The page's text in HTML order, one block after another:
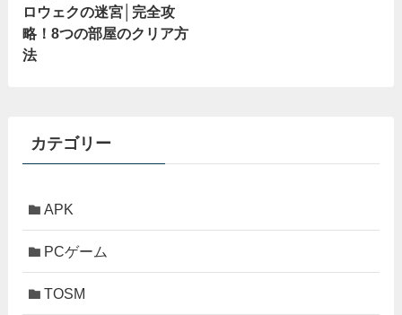
ロウェクの迷宮│完全攻
略！8つの部屋のクリア方
法
カテゴリー
APK
PCゲーム
TOSM